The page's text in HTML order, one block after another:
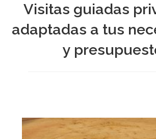
Visitas guiadas
adaptadas a tus
y